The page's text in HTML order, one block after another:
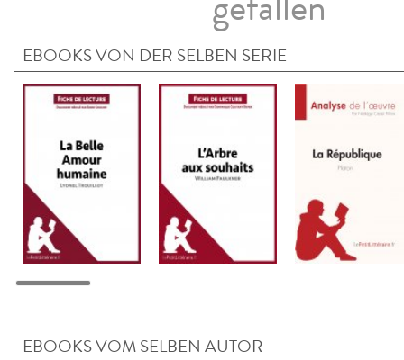
EBOOKS VON DER SELBEN SERIE
EBOOKS VOM SELBEN AUTOR